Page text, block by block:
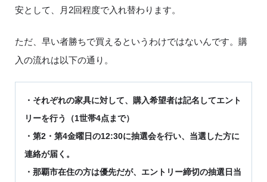
安として、月2回程度で入れ替わります。
ただ、早い者勝ちで買えるというわけではないんです。購
入の流れは以下の通り。
・それぞれの家具に対して、購入希望者は記名してエント
リーを行う（1世帯4点まで）
・第2・第4金曜日の12:30に抽選会を行い、当選した方に
連絡が届く。
・那覇市在住の方は優先だが、エントリー締切の抽選日当